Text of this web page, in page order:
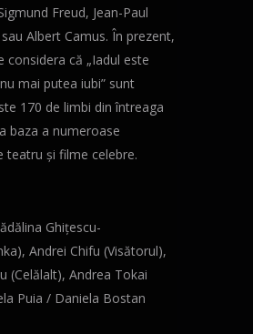
Freud, Jean-Paul
Albert Camus. În prezent,
considera că „Iadul este
mai putea iubi” sunt
170 de limbi din întreaga
baza a numeroase
teatru și filme celebre.
Ghițescu-
Andrei Chifu (Visătorul),
(Celălalt), Andrea Tokai
Puia / Daniela Bostan